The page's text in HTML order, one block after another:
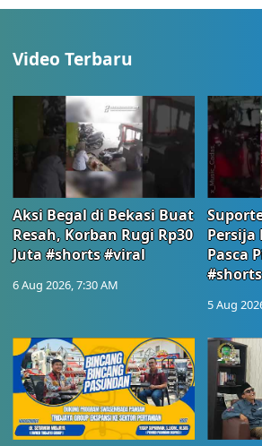
Video Terbaru
Aksi Begal di Bekasi Buat
Resah, Korban Rugi Rp30
Juta #shorts #viral
6 Aug 2026, 7:30 AM
Persija
Pasca
5 Aug